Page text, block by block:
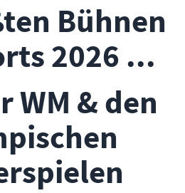
Bühnen
2026 ...
WM & den